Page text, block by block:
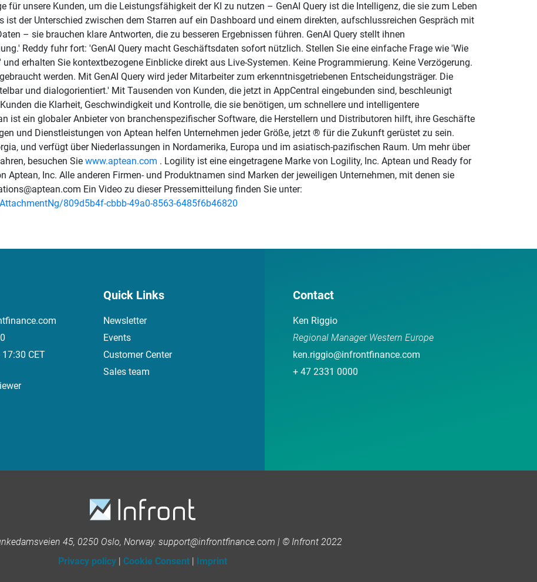
für unsere Kunden, um die Leistungsfähigkeit der KI zu nutzen – GenAI Query ist die Intelligenz, die sie zum Leben
ist der Unterschied zwischen dem Starren auf ein Dashboard und einem direkten, aufschlussreichen Gespräch mit
– sie brauchen klare Antworten, die zu besseren Ergebnissen führen. GenAI Query stellt ihnen
Reddy fuhr fort: 'GenAI Query macht Geschäftsdaten sofort nützlich. Stellen Sie eine einfache Frage wie 'Wie
erhalten Sie kontextbezogene Einblicke direkt aus Live-Systemen. Keine Programmierung. Keine Verzögerung.
werden. Mit GenAI Query wird jeder Mitarbeiter zum erkenntnisgetriebenen Entscheidungsträger. Die
und dialogorientiert.' Mit Tausenden von Kunden, die jetzt in AppCentral eingebunden sind, beschleunigt
die Klarheit, Geschwindigkeit und Kontrolle, die sie benötigen, um schnellere und intelligentere
ist ein globaler Anbieter von branchenspezifischer Software, die Herstellern und Distributoren hilft, ihre Geschäfte
und Dienstleistungen von Aptean helfen Unternehmen jeder Größe, jetzt ® für die Zukunft gerüstet zu sein.
und verfügt über Niederlassungen in Nordamerika, Europa und im asiatisch-pazifischen Raum. Um mehr über
besuchen Sie www.aptean.com . Logility ist eine eingetragene Marke von Logility, Inc. Aptean und Ready for
Aptean, Inc. Alle anderen Firmen- und Produktnamen sind Marken der jeweiligen Unternehmen, mit denen sie
Ein Video zu dieser Pressemitteilung finden Sie unter:
809d5b4f-cbbb-49a0-8563-6485f6b46820
CET
Quick Links
Newsletter
Events
Customer Center
Sales team
Contact
Ken Riggio
Regional Manager Western Europe
ken.riggio@infrontfinance.com
+ 47 2331 0000
45, 0250 Oslo, Norway. support@infrontfinance.com | © Infront 2022
Privacy policy | Cookie Consent | Imprint